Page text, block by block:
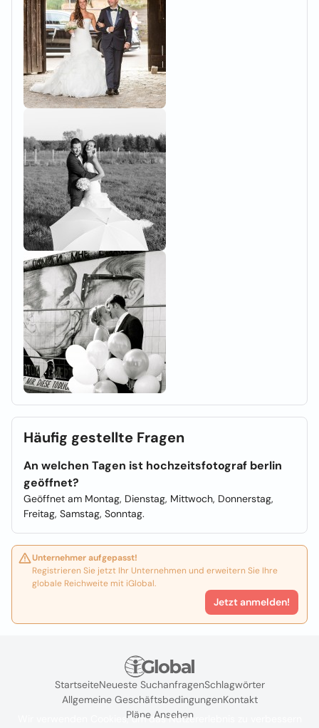
Häufig gestellte Fragen
An welchen Tagen ist hochzeitsfotograf berlin
geöffnet?
Geöffnet am Montag, Dienstag, Mittwoch, Donnerstag,
Freitag, Samstag, Sonntag.
Unternehmer aufgepasst!
Registrieren Sie jetzt Ihr Unternehmen und erweitern Sie Ihre
globale Reichweite mit iGlobal.
Jetzt anmelden!
StartseiteNeueste SuchanfragenSchlagwörter
Allgemeine GeschäftsbedingungenKontakt
Pläne Ansehen
Wir verwenden Cookies, um das Nutzererlebnis zu verbessern